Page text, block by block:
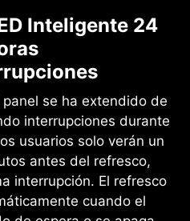
Inteligente 24
se ha extendido de
interrupciones durante
usuarios solo verán un
antes del refresco,
interrupción. El refresco
cuando el